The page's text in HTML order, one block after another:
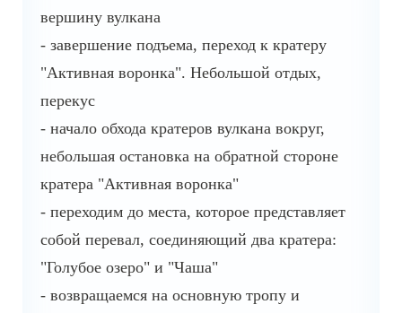
вершину вулкана
- завершение подъема, переход к кратеру
"Активная воронка". Небольшой отдых,
перекус
- начало обхода кратеров вулкана вокруг,
небольшая остановка на обратной стороне
кратера "Активная воронка"
- переходим до места, которое представляет
собой перевал, соединяющий два кратера:
"Голубое озеро" и "Чаша"
- возвращаемся на основную тропу и